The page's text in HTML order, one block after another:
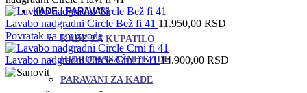
KADE I PARAVANI
KADE ZA KUPATILO
HIDROMASAŽNE KADE
PARAVANI ZA KADE
Lavabo nadgradni Circle Bež fi 41 11.950,00 RSD
Povratak na proizvode
Lavabo nadgradni Circle Crni fi 4114.900,00 RSD